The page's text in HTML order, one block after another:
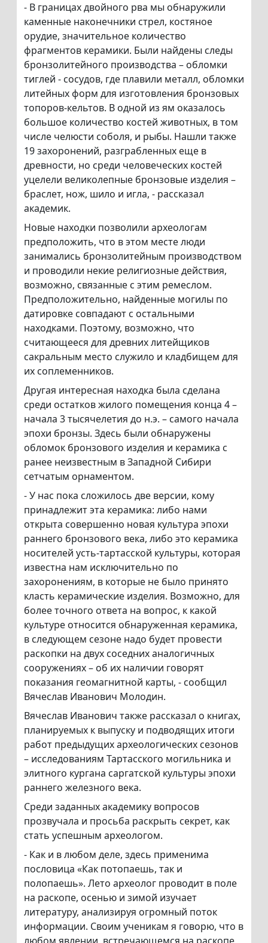
- В границах двойного рва мы обнаружили
каменные наконечники стрел, костяное
орудие, значительное количество
фрагментов керамики. Были найдены следы
бронзолитейного производства – обломки
тиглей - сосудов, где плавили металл, обломки
литейных форм для изготовления бронзовых
топоров-кельтов. В одной из ям оказалось
большое количество костей животных, в том
числе челюсти соболя, и рыбы. Нашли также
19 захоронений, разграбленных еще в
древности, но среди человеческих костей
уцелели великолепные бронзовые изделия –
браслет, нож, шило и игла, - рассказал
академик.
Новые находки позволили археологам
предположить, что в этом месте люди
занимались бронзолитейным производством
и проводили некие религиозные действия,
возможно, связанные с этим ремеслом.
Предположительно, найденные могилы по
датировке совпадают с остальными
находками. Поэтому, возможно, что
считающееся для древних литейщиков
сакральным место служило и кладбищем для
их соплеменников.
Другая интересная находка была сделана
среди остатков жилого помещения конца 4 –
начала 3 тысячелетия до н.э. – самого начала
эпохи бронзы. Здесь были обнаружены
обломок бронзового изделия и керамика с
ранее неизвестным в Западной Сибири
сетчатым орнаментом.
- У нас пока сложилось две версии, кому
принадлежит эта керамика: либо нами
открыта совершенно новая культура эпохи
раннего бронзового века, либо это керамика
носителей усть-тартасской культуры, которая
известна нам исключительно по
захоронениям, в которые не было принято
класть керамические изделия. Возможно, для
более точного ответа на вопрос, к какой
культуре относится обнаруженная керамика,
в следующем сезоне надо будет провести
раскопки на двух соседних аналогичных
сооружениях – об их наличии говорят
показания геомагнитной карты, - сообщил
Вячеслав Иванович Молодин.
Вячеслав Иванович также рассказал о книгах,
планируемых к выпуску и подводящих итоги
работ предыдущих археологических сезонов
– исследованиям Тартасского могильника и
элитного кургана саргатской культуры эпохи
раннего железного века.
Среди заданных академику вопросов
прозвучала и просьба раскрыть секрет, как
стать успешным археологом.
- Как и в любом деле, здесь применима
пословица «Как потопаешь, так и
полопаешь». Лето археолог проводит в поле
на раскопе, осенью и зимой изучает
литературу, анализируя огромный поток
информации. Своим ученикам я говорю, что в